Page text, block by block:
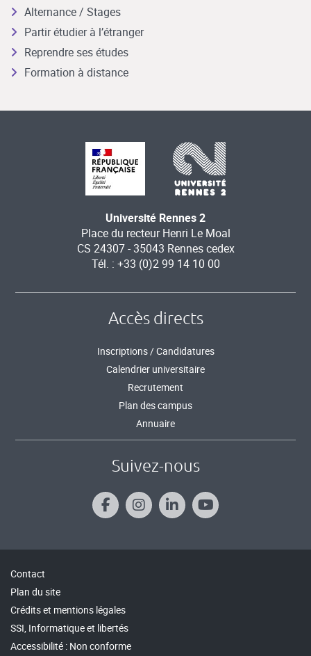
Alternance / Stages
Partir étudier à l’étranger
Reprendre ses études
Formation à distance
Université Rennes 2
Place du recteur Henri Le Moal
CS 24307 - 35043 Rennes cedex
Tél. : +33 (0)2 99 14 10 00
Accès directs
Inscriptions / Candidatures
Calendrier universitaire
Recrutement
Plan des campus
Annuaire
Suivez-nous
Contact
Plan du site
Crédits et mentions légales
SSI, Informatique et libertés
Accessibilité : Non conforme